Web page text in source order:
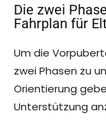
Die zwei
Fahrplan für
Um die
zwei Phasen zu
Orientierung
Unterstützung